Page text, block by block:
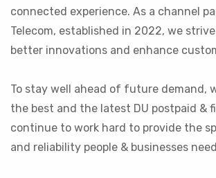
connected experience. As a channel
Telecom, established in 2022, we
better innovations and enhance
To stay well ahead of future demand,
the best and the latest DU postpaid &
continue to work hard to provide the
and reliability people & businesses